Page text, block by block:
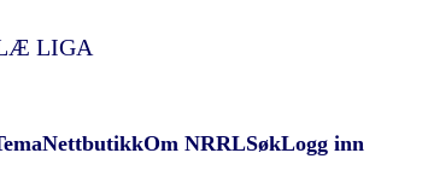
NettbutikkOm NRRLSøkLogg inn